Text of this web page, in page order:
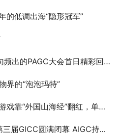
的低调出海“隐形冠军”
会首日精彩回顾，重磅嘉宾聚焦出海产品难题
界的“泡泡玛特”
红，单月内购收入狂飙1万美元丨5月榜单解读
满闭幕 AIGC持续出圈（附大厂招聘）